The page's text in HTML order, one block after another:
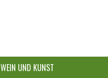
WEIN UND KUNST